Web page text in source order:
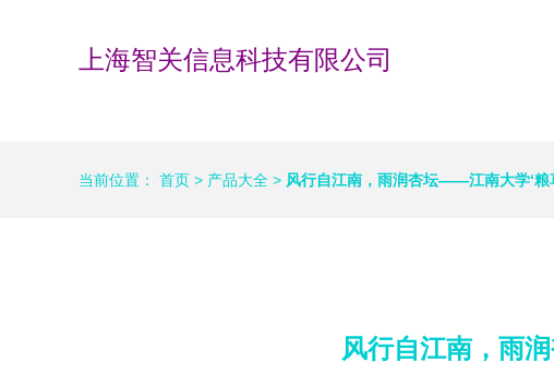
上海智关信息科技有限公司
当前位置： 首页 > 产品大全 > 风行自江南，雨润杏坛——江南大学‘粮
风行自江南，雨